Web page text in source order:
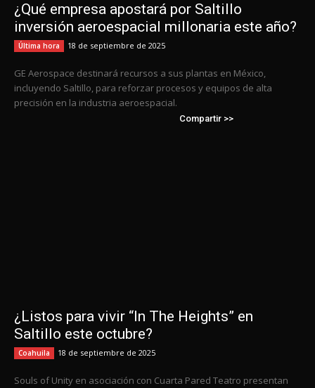
¿Qué empresa apostará por Saltillo
inversión aeroespacial millonaria este año?
Última hora 18 de septiembre de 2025
GE Aerospace destinará recursos a sus plantas en México,
incluyendo Saltillo, para reforzar procesos y equipos de alta
precisión en la industria aeroespacial.
Compartir >>
¿Listos para vivir “In The Heights” en
Saltillo este octubre?
Coahuila 18 de septiembre de 2025
Souls of Unity en asociación con Cuarta Pared Teatro presentan